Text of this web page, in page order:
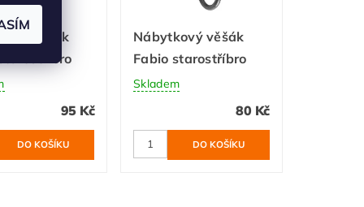
věšák
95 Kč
Nábytkový věšák
Fabio starostříbro
Skladem
80 Kč